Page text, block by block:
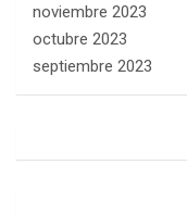
noviembre 2023
octubre 2023
septiembre 2023